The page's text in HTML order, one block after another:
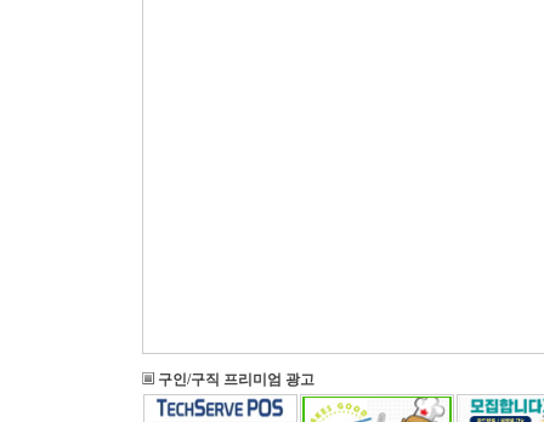
구인/구직 프리미엄 광고